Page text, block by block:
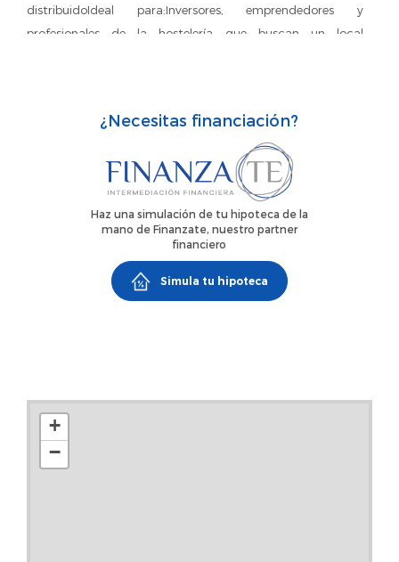
distribuidoIdeal para:Inversores, emprendedores y
profesionales de la hostelería que buscan un local
honorarios de agencia no incluidos en el valor del inmueble
¿Necesitas financiación?
Haz una simulación de tu hipoteca de la
mano de Finanzate, nuestro partner
financiero
Simula tu hipoteca
+
−